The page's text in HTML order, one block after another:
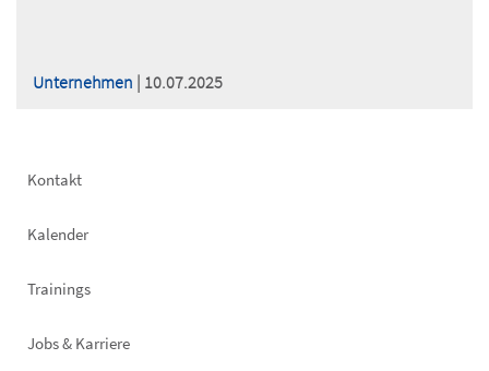
Unternehmen | 10.07.2025
Footer
Kontakt
Kalender
Trainings
Jobs & Karriere